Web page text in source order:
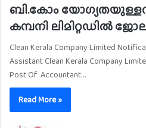
ബി.കോം
കമ്പനി ലിമിറ്റഡിൽ
Clean Kerala Company Limited
Assistant Clean Kerala Company
Post Of Accountant…
Read More »